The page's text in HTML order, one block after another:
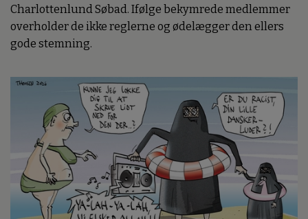
Charlottenlund Søbad. Ifølge bekymrede medlemmer
overholder de ikke reglerne og ødelægger den ellers
gode stemning.